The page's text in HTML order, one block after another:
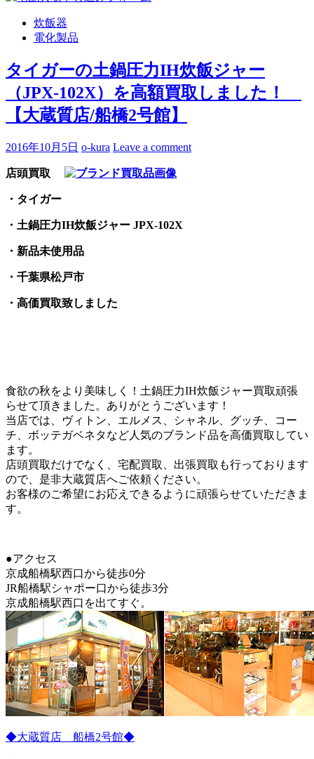
炊飯器
電化製品
タイガーの土鍋圧力IH炊飯ジャー
（JPX-102X）を高額買取しました！
【大蔵質店/船橋2号館】
2016年10月5日 o-kura Leave a comment
店頭買取
・タイガー
・土鍋圧力IH炊飯ジャー JPX-102X
・新品未使用品
・千葉県松戸市
・高価買取致しました
食欲の秋をより美味しく！土鍋圧力IH炊飯ジャー買取頑張
らせて頂きました。ありがとうございます！
当店では、ヴィトン、エルメス、シャネル、グッチ、コー
チ、ボッテガベネタなど人気のブランド品を高価買取してい
ます。
店頭買取だけでなく、宅配買取、出張買取も行っております
ので、是非大蔵質店へご依頼ください。
お客様のご希望にお応えできるように頑張らせていただきま
す。
●アクセス
京成船橋駅西口から徒歩0分
JR船橋駅シャポー口から徒歩3分
京成船橋駅西口を出てすぐ。
◆大蔵質店 船橋2号館◆